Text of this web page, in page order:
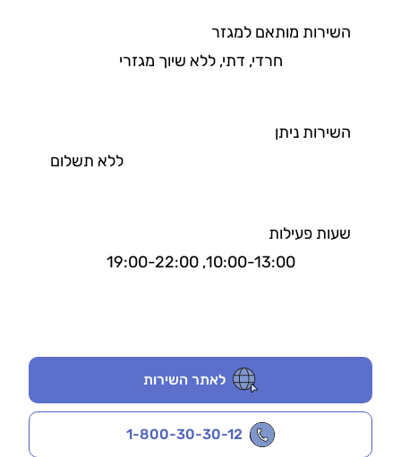
השירות מותאם למגזר
חרדי, דתי, ללא שיוך מגזרי
השירות ניתן
ללא תשלום
שעות פעילות
10:00-13:00, 19:00-22:00
לאתר השירות
1-800-30-30-12